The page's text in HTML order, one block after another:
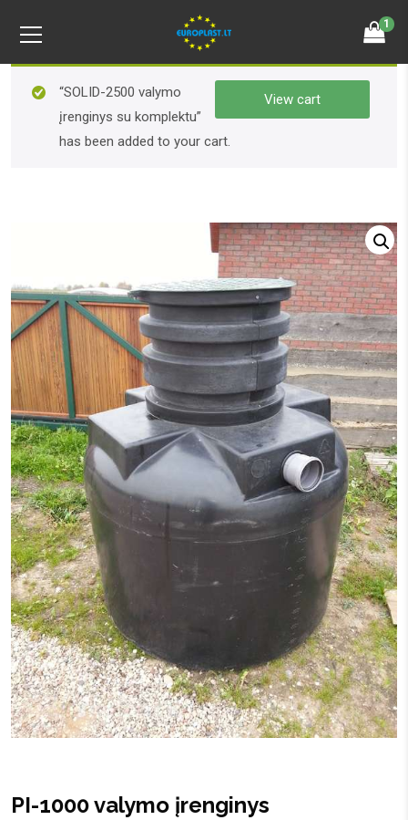
1
View cart
“SOLID-2500 valymo
įrenginys su komplektu”
has been added to your cart.
PI-1000 valymo įrenginys